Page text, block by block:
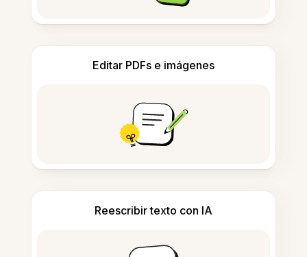
Editar PDFs e imágenes
Reescribir texto con IA